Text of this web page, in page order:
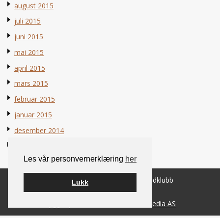
Les vår personvernerklæring her
Lukk
august 2015
juli 2015
juni 2015
mai 2015
april 2015
mars 2015
februar 2015
januar 2015
desember 2014
© 2026 Norsk Berner Sennenhundklubb
Smart Media AS